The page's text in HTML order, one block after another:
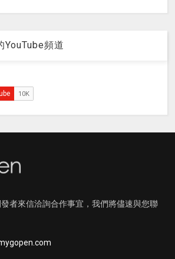
YouTube頻道
者來信洽詢合作事宜，我們將儘速與您聯